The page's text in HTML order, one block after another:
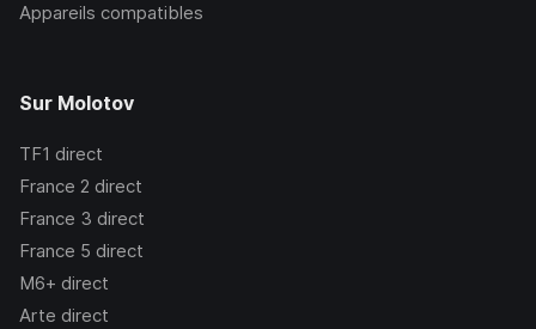
Appareils compatibles
Sur Molotov
TF1 direct
France 2 direct
France 3 direct
France 5 direct
M6+ direct
Arte direct